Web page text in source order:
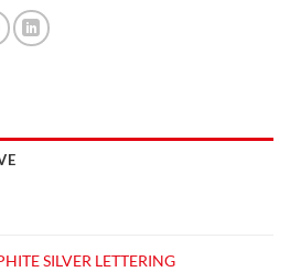
SILVER LETTERING